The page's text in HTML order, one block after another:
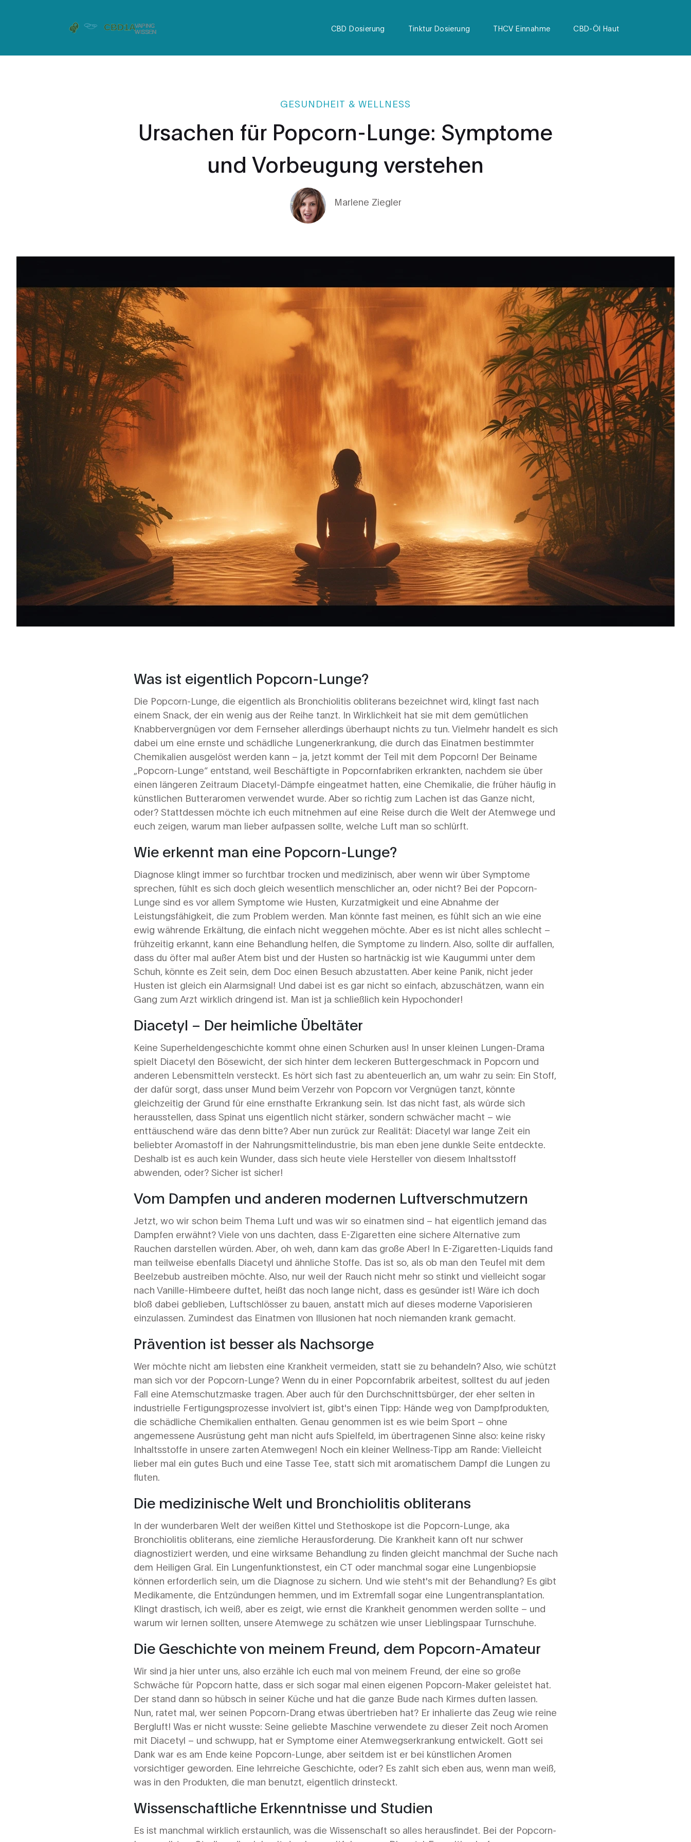
CBD Dosierung Tinktur Dosierung THCV Einnahme CBD-Öl Haut
GESUNDHEIT & WELLNESS
Ursachen für Popcorn-Lunge: Symptome
und Vorbeugung verstehen
Marlene Ziegler
Was ist eigentlich Popcorn-Lunge?
Die Popcorn-Lunge, die eigentlich als Bronchiolitis obliterans bezeichnet wird, klingt fast nach
einem Snack, der ein wenig aus der Reihe tanzt. In Wirklichkeit hat sie mit dem gemütlichen
Knabbervergnügen vor dem Fernseher allerdings überhaupt nichts zu tun. Vielmehr handelt es sich
dabei um eine ernste und schädliche Lungenerkrankung, die durch das Einatmen bestimmter
Chemikalien ausgelöst werden kann – ja, jetzt kommt der Teil mit dem Popcorn! Der Beiname
„Popcorn-Lunge“ entstand, weil Beschäftigte in Popcornfabriken erkrankten, nachdem sie über
einen längeren Zeitraum Diacetyl-Dämpfe eingeatmet hatten, eine Chemikalie, die früher häufig in
künstlichen Butteraromen verwendet wurde. Aber so richtig zum Lachen ist das Ganze nicht,
oder? Stattdessen möchte ich euch mitnehmen auf eine Reise durch die Welt der Atemwege und
euch zeigen, warum man lieber aufpassen sollte, welche Luft man so schlürft.
Wie erkennt man eine Popcorn-Lunge?
Diagnose klingt immer so furchtbar trocken und medizinisch, aber wenn wir über Symptome
sprechen, fühlt es sich doch gleich wesentlich menschlicher an, oder nicht? Bei der Popcorn-
Lunge sind es vor allem Symptome wie Husten, Kurzatmigkeit und eine Abnahme der
Leistungsfähigkeit, die zum Problem werden. Man könnte fast meinen, es fühlt sich an wie eine
ewig währende Erkältung, die einfach nicht weggehen möchte. Aber es ist nicht alles schlecht –
frühzeitig erkannt, kann eine Behandlung helfen, die Symptome zu lindern. Also, sollte dir auffallen,
dass du öfter mal außer Atem bist und der Husten so hartnäckig ist wie Kaugummi unter dem
Schuh, könnte es Zeit sein, dem Doc einen Besuch abzustatten. Aber keine Panik, nicht jeder
Husten ist gleich ein Alarmsignal! Und dabei ist es gar nicht so einfach, abzuschätzen, wann ein
Gang zum Arzt wirklich dringend ist. Man ist ja schließlich kein Hypochonder!
Diacetyl – Der heimliche Übeltäter
Keine Superheldengeschichte kommt ohne einen Schurken aus! In unser kleinen Lungen-Drama
spielt Diacetyl den Bösewicht, der sich hinter dem leckeren Buttergeschmack in Popcorn und
anderen Lebensmitteln versteckt. Es hört sich fast zu abenteuerlich an, um wahr zu sein: Ein Stoff,
der dafür sorgt, dass unser Mund beim Verzehr von Popcorn vor Vergnügen tanzt, könnte
gleichzeitig der Grund für eine ernsthafte Erkrankung sein. Ist das nicht fast, als würde sich
herausstellen, dass Spinat uns eigentlich nicht stärker, sondern schwächer macht – wie
enttäuschend wäre das denn bitte? Aber nun zurück zur Realität: Diacetyl war lange Zeit ein
beliebter Aromastoff in der Nahrungsmittelindustrie, bis man eben jene dunkle Seite entdeckte.
Deshalb ist es auch kein Wunder, dass sich heute viele Hersteller von diesem Inhaltsstoff
abwenden, oder? Sicher ist sicher!
Vom Dampfen und anderen modernen Luftverschmutzern
Jetzt, wo wir schon beim Thema Luft und was wir so einatmen sind – hat eigentlich jemand das
Dampfen erwähnt? Viele von uns dachten, dass E-Zigaretten eine sichere Alternative zum
Rauchen darstellen würden. Aber, oh weh, dann kam das große Aber! In E-Zigaretten-Liquids fand
man teilweise ebenfalls Diacetyl und ähnliche Stoffe. Das ist so, als ob man den Teufel mit dem
Beelzebub austreiben möchte. Also, nur weil der Rauch nicht mehr so stinkt und vielleicht sogar
nach Vanille-Himbeere duftet, heißt das noch lange nicht, dass es gesünder ist! Wäre ich doch
bloß dabei geblieben, Luftschlösser zu bauen, anstatt mich auf dieses moderne Vaporisieren
einzulassen. Zumindest das Einatmen von Illusionen hat noch niemanden krank gemacht.
Prävention ist besser als Nachsorge
Wer möchte nicht am liebsten eine Krankheit vermeiden, statt sie zu behandeln? Also, wie schützt
man sich vor der Popcorn-Lunge? Wenn du in einer Popcornfabrik arbeitest, solltest du auf jeden
Fall eine Atemschutzmaske tragen. Aber auch für den Durchschnittsbürger, der eher selten in
industrielle Fertigungsprozesse involviert ist, gibt's einen Tipp: Hände weg von Dampfprodukten,
die schädliche Chemikalien enthalten. Genau genommen ist es wie beim Sport – ohne
angemessene Ausrüstung geht man nicht aufs Spielfeld, im übertragenen Sinne also: keine risky
Inhaltsstoffe in unsere zarten Atemwegen! Noch ein kleiner Wellness-Tipp am Rande: Vielleicht
lieber mal ein gutes Buch und eine Tasse Tee, statt sich mit aromatischem Dampf die Lungen zu
fluten.
Die medizinische Welt und Bronchiolitis obliterans
In der wunderbaren Welt der weißen Kittel und Stethoskope ist die Popcorn-Lunge, aka
Bronchiolitis obliterans, eine ziemliche Herausforderung. Die Krankheit kann oft nur schwer
diagnostiziert werden, und eine wirksame Behandlung zu finden gleicht manchmal der Suche nach
dem Heiligen Gral. Ein Lungenfunktionstest, ein CT oder manchmal sogar eine Lungenbiopsie
können erforderlich sein, um die Diagnose zu sichern. Und wie steht's mit der Behandlung? Es gibt
Medikamente, die Entzündungen hemmen, und im Extremfall sogar eine Lungentransplantation.
Klingt drastisch, ich weiß, aber es zeigt, wie ernst die Krankheit genommen werden sollte – und
warum wir lernen sollten, unsere Atemwege zu schätzen wie unser Lieblingspaar Turnschuhe.
Die Geschichte von meinem Freund, dem Popcorn-Amateur
Wir sind ja hier unter uns, also erzähle ich euch mal von meinem Freund, der eine so große
Schwäche für Popcorn hatte, dass er sich sogar mal einen eigenen Popcorn-Maker geleistet hat.
Der stand dann so hübsch in seiner Küche und hat die ganze Bude nach Kirmes duften lassen.
Nun, ratet mal, wer seinen Popcorn-Drang etwas übertrieben hat? Er inhalierte das Zeug wie reine
Bergluft! Was er nicht wusste: Seine geliebte Maschine verwendete zu dieser Zeit noch Aromen
mit Diacetyl – und schwupp, hat er Symptome einer Atemwegserkrankung entwickelt. Gott sei
Dank war es am Ende keine Popcorn-Lunge, aber seitdem ist er bei künstlichen Aromen
vorsichtiger geworden. Eine lehrreiche Geschichte, oder? Es zahlt sich eben aus, wenn man weiß,
was in den Produkten, die man benutzt, eigentlich drinsteckt.
Wissenschaftliche Erkenntnisse und Studien
Es ist manchmal wirklich erstaunlich, was die Wissenschaft so alles herausfindet. Bei der Popcorn-